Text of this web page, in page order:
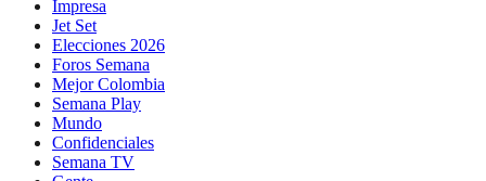
Impresa
Jet Set
Elecciones 2026
Foros Semana
Mejor Colombia
Semana Play
Mundo
Confidenciales
Semana TV